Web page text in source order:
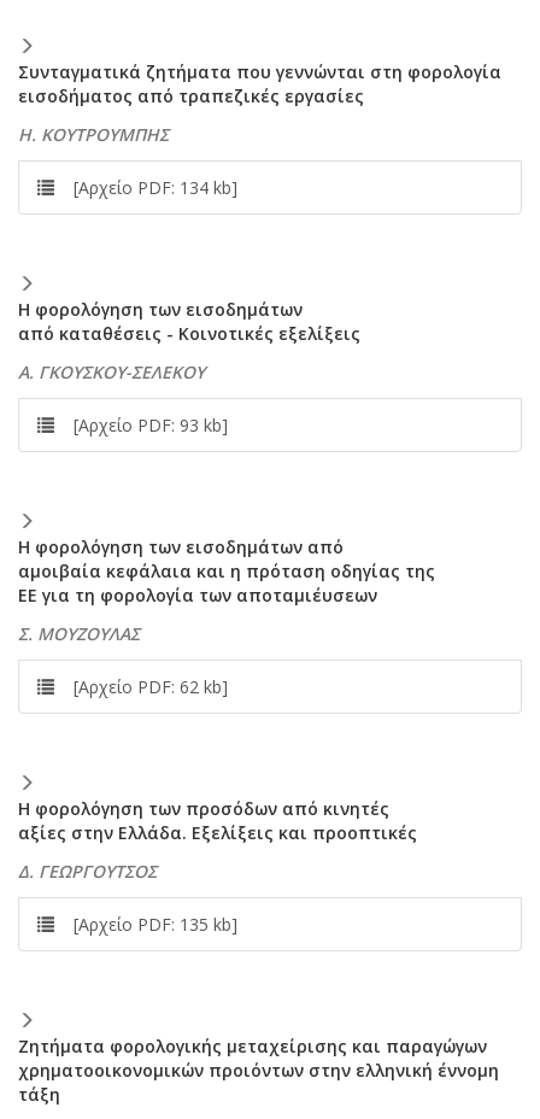
Συνταγματικά ζητήματα που γεννώνται στη φορολογία
εισοδήματος από τραπεζικές εργασίες
Η. ΚΟΥΤΡΟΥΜΠΗΣ
[Αρχείο PDF: 134 kb]
Η φορολόγηση των εισοδημάτων
από καταθέσεις - Κοινοτικές εξελίξεις
Α. ΓΚΟΥΣΚΟΥ-ΣΕΛΕΚΟΥ
[Αρχείο PDF: 93 kb]
Η φορολόγηση των εισοδημάτων από
αμοιβαία κεφάλαια και η πρόταση οδηγίας της
ΕΕ για τη φορολογία των αποταμιέυσεων
Σ. ΜΟΥΖΟΥΛΑΣ
[Αρχείο PDF: 62 kb]
Η φορολόγηση των προσόδων από κινητές
αξίες στην Ελλάδα. Εξελίξεις και προοπτικές
Δ. ΓΕΩΡΓΟΥΤΣΟΣ
[Αρχείο PDF: 135 kb]
Ζητήματα φορολογικής μεταχείρισης και παραγώγων
χρηματοοικονομικών προιόντων στην ελληνική έννομη
τάξη